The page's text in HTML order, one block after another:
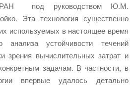
РАН под руководством Ю.М.
Эта технология существенно
используемых в настоящее время
анализа устойчивости течений
зрения вычислительных затрат и
задачам. В частности, в
впервые удалось детально